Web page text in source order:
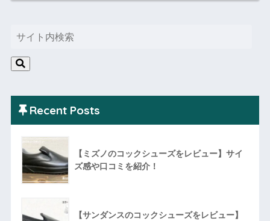
Recent Posts
【ミズノのコックシューズをレビュー】サイ
ズ感や口コミを紹介！
【サンダンスのコックシューズをレビュー】